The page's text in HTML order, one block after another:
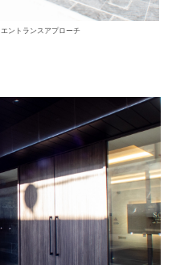
エントランスアプローチ